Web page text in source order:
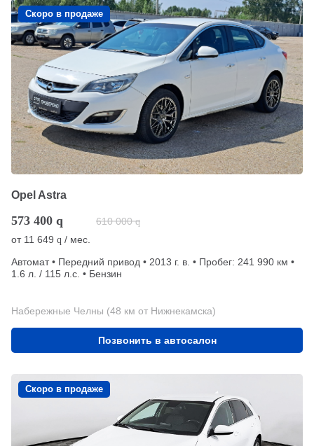
Скоро в продаже
Opel Astra
573 400 q 610 000 q
от 11 649 q / мес.
Автомат • Передний привод • 2013 г. в. • Пробег: 241 990 км •
1.6 л. / 115 л.с. • Бензин
Набережные Челны (48 км от Нижнекамска)
Позвонить в автосалон
Скоро в продаже